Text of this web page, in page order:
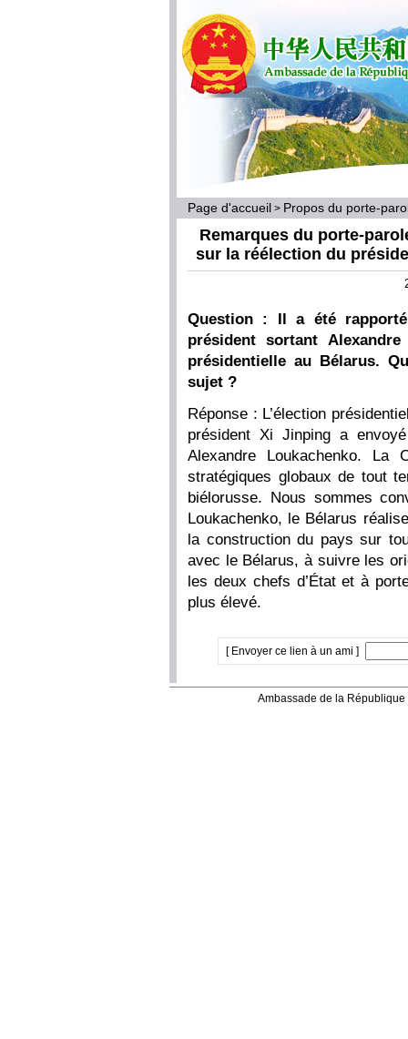
Page d'accueil > Propos du porte-
Remarques du porte-
sur la réélection du
Question : Il a été
président sortant
présidentielle au Bélarus.
sujet ?
Réponse : L’élection
président Xi Jinping a
Alexandre Loukachenko.
stratégiques globaux de tout
biélorusse. Nous sommes
Loukachenko, le Bélarus
la construction du pays sur
avec le Bélarus, à suivre les
les deux chefs d’État et à
plus élevé.
[ Envoyer ce lien à un ami ]
Ambassade de la